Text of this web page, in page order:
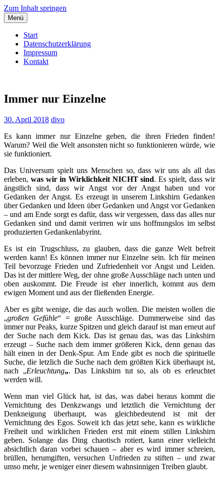
Zum Inhalt springen
Menü
Start
Datenschutzerklärung
Impressum
Kontakt
Dieter Vollmuth
Dem Leben lauschen…
Immer nur Einzelne
30. April 2018 divo
Es kann immer nur Einzelne geben, die ihren Frieden finden!
Warum? Weil die Welt ansonsten nicht so funktionieren würde, wie
sie funktioniert.
Das Universum spielt uns Menschen so, dass wir uns als all das
erleben, was wir in Wirklichkeit NICHT sind. Es spielt, dass wir
ängstlich sind, dass wir Angst vor der Angst haben und vor
Gedanken der Angst. Es erzeugt in unserem Linkshirn Gedanken
über Gedanken und Ideen über Gedanken und Angst vor Gedanken
– und am Ende sorgt es dafür, dass wir vergessen, dass das alles nur
Gedanken sind und damit verirren wir uns hoffnungslos im selbst
produzierten Gedankenlabyrint.
Es ist ein Trugschluss, zu glauben, dass die ganze Welt befreit
werden kann! Es können immer nur Einzelne sein. Ich für meinen
Teil bevorzuge Frieden und Zufriedenheit vor Angst und Leiden.
Das ist der mittlere Weg, der ohne große Ausschläge nach unten und
oben auskommt. Die Freude ist eher innerlich, kommt aus dem
ewigen Moment und aus der fließenden Energie.
Aber es gibt wenige, die das auch wollen. Die meisten wollen die
„großen Gefühle“ = große Ausschläge. Dummerweise sind das
immer nur Peaks, kurze Spitzen und gleich darauf ist man erneut auf
der Suche nach dem Kick. Das ist genau das, was das Linkshirn
erzeugt – Suche nach dem immer größeren Kick, denn genau das
hält einen in der Denk-Spur. Am Ende gibt es noch die spirituelle
Suche, die letzlich die Suche nach dem größten Kick überhaupt ist,
nach „Erleuchtung„. Das Linkshirn tut so, als ob es erleuchtet
werden will.
Wenn man viel Glück hat, ist das, was dabei heraus kommt die
Vernichtung des Denkzwangs und letztlich die Vernichtung der
Denkneigung überhaupt, was gleichbedeutend ist mit der
Vernichtung des Egos. Soweit ich das jetzt sehe, kann es wirkliche
Freiheit und wirklichen Frieden erst mit einem stillen Linkshirn
geben. Solange das Ding chaotisch rotiert, kann einer vielleicht
absichtlich daran vorbei schauen – aber es wird immer schreien,
brüllen, herumgiften, versuchen Unfrieden zu stiften – und zwar
umso mehr, je weniger einer diesem wahnsinnigen Treiben glaubt.